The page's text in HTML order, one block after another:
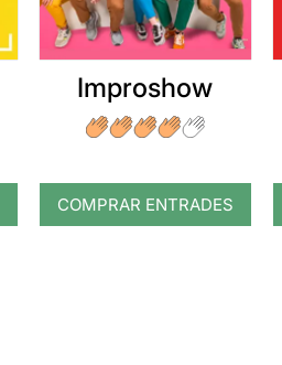
Improshow
COMPRAR ENTRADES